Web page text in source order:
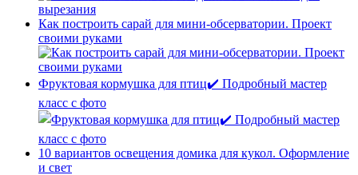
Как построить сарай для мини-обсерватории. Проект
своими руками
Фруктовая кормушка для птиц✔️ Подробный мастер
класс с фото
10 вариантов освещения домика для кукол. Оформление
и свет